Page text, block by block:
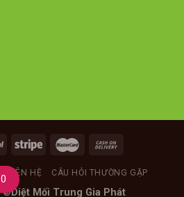
LIÊN HỆ CÂU HỎI THƯỜNG GẶP
©Diệt Mối Trung Gia Phát